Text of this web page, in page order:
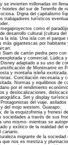
se invierten millonadas en
hoteles del sur de Tenerife de
Digna del capitalismo
trabajadores turísticos
como el
desarrollo cultural (cultura
la isla. Una isla con el parque
más gigantescas por habitante
Siam de cartón piedra pero
y comercial. Lúdica
adaptado a su uso de
de Montmartre en
y montaña isleña
Conciliación necesaria y
Normas y equilibrios de
por el rendimiento
y deslocalizaciones,
Set y display
del viaje,
del mojo western. Guarapo.
de la esquizofrenia y frenesí
sociedades a través de sus
uno mismo- mientras se
y exótico de la realidad del
canario.
migrante de la sociedad
que nos es mestiza y